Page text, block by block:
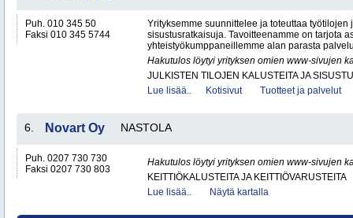
Puh. 010 345 50
Faksi 010 345 5744
Yrityksemme suunnittelee ja toteuttaa työtilojen
sisustusratkaisuja. Tavoitteenamme on tarjota
yhteistyökumppaneillemme alan parasta
Hakutulos löytyi yrityksen omien www-sivujen
JULKISTEN TILOJEN KALUSTEITA JA
Lue lisää..
Kotisivut Tuotteet ja palvelut
6. Novart Oy NASTOLA
Puh. 0207 730 730
Faksi 0207 730 803
Hakutulos löytyi yrityksen omien www-sivujen
KEITTIÖKALUSTEITA JA KEITTIÖVARUSTEITA
Lue lisää..
Näytä kartalla